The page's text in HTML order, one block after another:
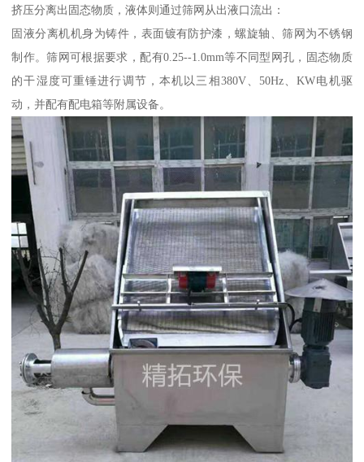
挤压分离出固态物质，液体则通过筛网从出液口流出：
固液分离机机身为铸件，表面镀有防护漆，螺旋轴、筛网为不锈钢
制作。筛网可根据要求，配有0.25--1.0mm等不同型网孔，固态物质
的干湿度可重锤进行调节，本机以三相380V、50Hz、KW电机驱
动，并配有配电箱等附属设备。